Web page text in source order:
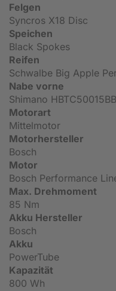
Felgen
Syncros X18 Disc
Speichen
Black Spokes
Reifen
Schwalbe Big Apple
Nabe vorne
Shimano
Motorart
Mittelmotor
Motorhersteller
Bosch
Motor
Bosch Performance
Max. Drehmoment
85 Nm
Akku Hersteller
Bosch
Akku
PowerTube
Kapazität
800 Wh